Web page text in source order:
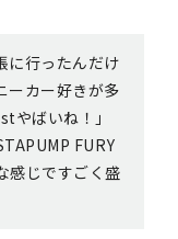
に行ったんだけ
ーカー好きが多
ばいね！」
FURY
感じですごく盛